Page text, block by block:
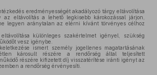
eredményességét akadályozó tárgy eltávolítása
eltávolítás a lehető legkisebb károkozással járjon,
legyen aránytalan az elérni kívánt törvényes célhoz
különleges szakértelmet igényel, szükség
vesz igénybe.
ismert személy jogellenes magatartásának
károsult részére a rendőrség által teljesített
részére kifizetett díj visszatérítése iránti igényt az
a rendőrség érvényesíti.